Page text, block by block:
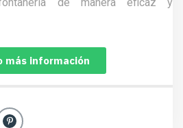
más información